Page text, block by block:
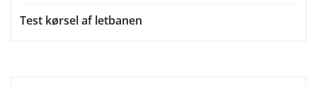
Test kørsel af letbanen